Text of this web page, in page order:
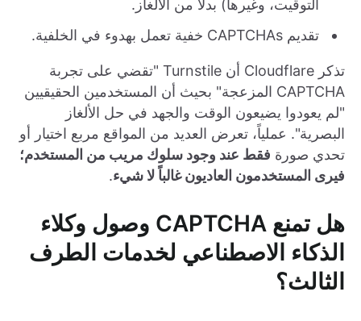
التوقيت، وغيرها) بدلاً من الألغاز.
تقديم CAPTCHAs خفية تعمل بهدوء في الخلفية.
تذكر Cloudflare أن Turnstile "تقضي على تجربة
CAPTCHA المزعجة" بحيث أن المستخدمين الحقيقيين
"لم يعودوا يضيعون الوقت والجهد في حل الألغاز
البصرية". عملياً، تعرض العديد من المواقع مربع اختيار أو
تحدي صورة فقط عند وجود سلوك مريب من المستخدم؛
فيرى المستخدمون العاديون غالباً لا شيء.
هل تمنع CAPTCHA وصول وكلاء
الذكاء الاصطناعي لخدمات الطرف
الثالث؟